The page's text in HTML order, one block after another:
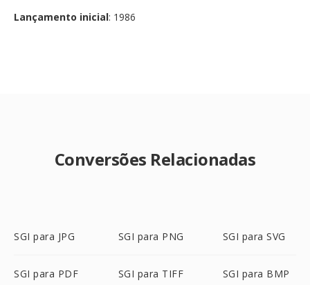
Lançamento inicial: 1986
Conversões Relacionadas
SGI para JPG SGI para PNG SGI para SVG
SGI para PDF SGI para TIFF SGI para BMP